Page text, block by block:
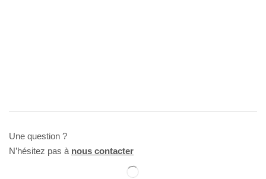
Une question ?
N’hésitez pas à nous contacter